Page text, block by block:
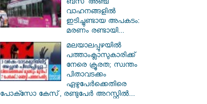
ബസ് അഞ്ച്
വാഹനങ്ങളിൽ
ഇടിച്ചുണ്ടായ അപകടം:
മരണം രണ്ടായി...
മലയാലപ്പുഴയിൽ
പത്താംക്ലാസുകാരിക്ക്
നേരെ ക്രൂരത; സ്വന്തം
പിതാവടക്കം
ഏഴുപേർക്കെതിരെ
പോക്സോ കേസ്, രണ്ടുപേർ അറസ്റ്റിൽ...